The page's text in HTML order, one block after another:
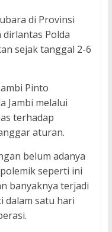
di Provinsi
Polda
sejak tanggal 2-6
Pinto
Jambi melalui
terhadap
aturan.
belum adanya
seperti ini
banyaknya terjadi
dalam satu hari